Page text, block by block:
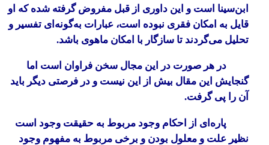
ابن‌سینا است و این داوری از قبل مفروض گرفته شده که او
قایل به امکان فقری نبوده است، عبارات به‌گونه‌ای تفسیر و
تحلیل می‌گردند تا سازگار با امکان ماهوی باشد.
در هر صورت در این مجال سخن فراوان است اما
گنجایش این مقال بیش از این نیست و در فرصتی دیگر باید
آن را پی گرفت.
پاره‌ای از احکام وجود مربوط به حقیقت وجود است
نظیر علت و معلول بودن و برخی مربوط به مفهوم وجود